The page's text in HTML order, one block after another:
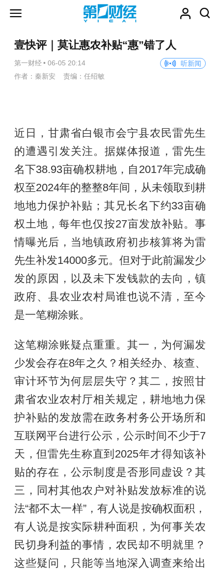
壹快评｜莫让惠农补贴“惠”错了人
第一财经 • 06-05 20:14
听新闻
作者：秦新安 责编：任绍敏
近日，甘肃省白银市会宁县农民雷先生
的遭遇引发关注。据媒体报道，雷先生
名下38.93亩确权耕地，自2017年完成确
权至2024年的整整8年间，从未领取到耕
地地力保护补贴；其兄长名下约33亩确
权土地，每年也仅按27亩发放补贴。事
情曝光后，当地镇政府初步核算将为雷
先生补发14000多元。但对于此前漏发少
发的原因，以及未下发钱款的去向，镇
政府、县农业农村局谁也说不清，至今
是一笔糊涂账。
这笔糊涂账疑点重重。其一，为何漏发
少发会存在8年之久？相关经办、核查、
审计环节为何层层失守？其二，按照甘
肃省农业农村厅相关规定，耕地地力保
护补贴的发放需在政务村务公开场所和
互联网平台进行公示，公示时间不少于7
天，但雷先生称直到2025年才得知该补
贴的存在，公示制度是否形同虚设？其
三，同村其他农户对补贴发放标准的说
法“都不太一样”，有人说是按确权面积，
有人说是按实际耕种面积，为何事关农
民切身利益的事情，农民却不明就里？
这些疑问，只能等当地深入调查来给出